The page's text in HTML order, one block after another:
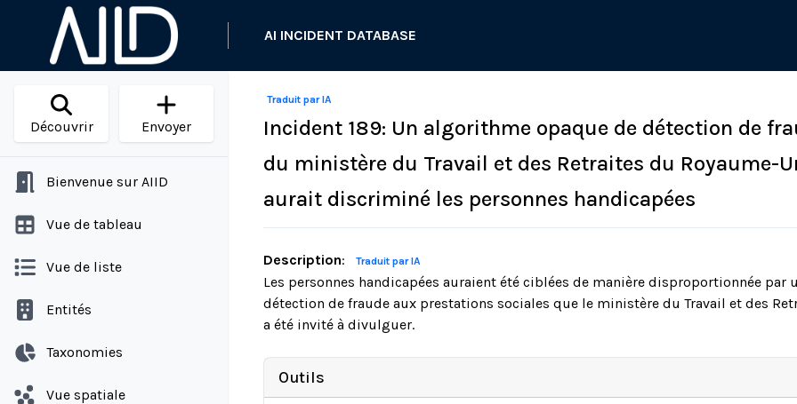
AI INCIDENT DATABASE
Découvrir Envoyer
Bienvenue sur AIID
Vue de tableau
Vue de liste
Entités
Taxonomies
Vue spatiale
Traduit par IA
Incident 189: Un algorithme opaque de détection de
du ministère du Travail et des Retraites du Royaume-
aurait discriminé les personnes handicapées
Description: Traduit par IA
Les personnes handicapées auraient été ciblées de manière disproportionnée par
détection de fraude aux prestations sociales que le ministère du Travail et des
a été invité à divulguer.
Outils